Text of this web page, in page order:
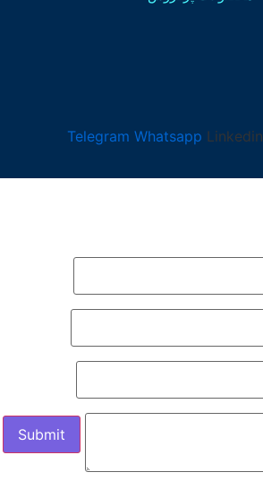
Telegram Whatsapp Linkedin